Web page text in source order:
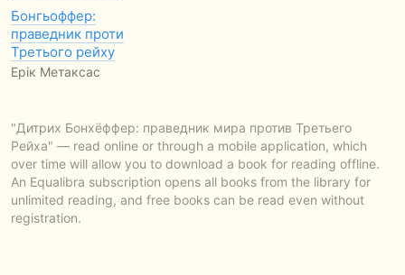
Бонгьоффер:
праведник проти
Третього рейху
Ерік Метаксас
"Дитрих Бонхёффер: праведник мира против Третьего
Рейха" — read online or through a mobile application, which
over time will allow you to download a book for reading offline.
An Equalibra subscription opens all books from the library for
unlimited reading, and free books can be read even without
registration.